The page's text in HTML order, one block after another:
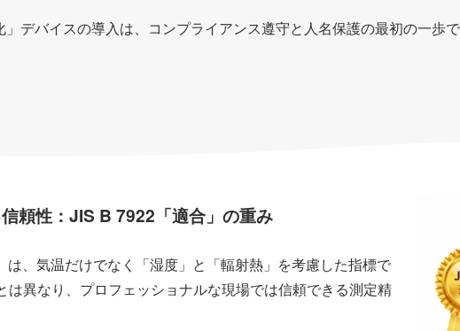
デバイスの導入は、コンプライアンス遵守と人名保護の最初の一歩で
頼性：JIS B 7922「適合」の重み
、気温だけでなく「湿度」と「輻射熱」を考慮した指標で
は異なり、プロフェッショナルな現場では信頼できる測定精